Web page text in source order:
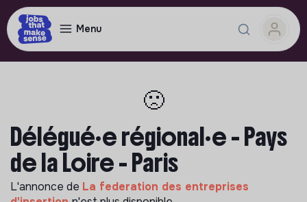
Menu
🙁
Délégué·e régional·e - Pays
de la Loire - Paris
L'annonce de La federation des entreprises